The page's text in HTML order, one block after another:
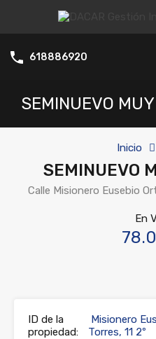
618886920
SEMINUEVO
Inicio
SEMINUEVO
Calle Misionero Eusebio
En
ID de la
propiedad:
Misionero
Torres, 11 2º